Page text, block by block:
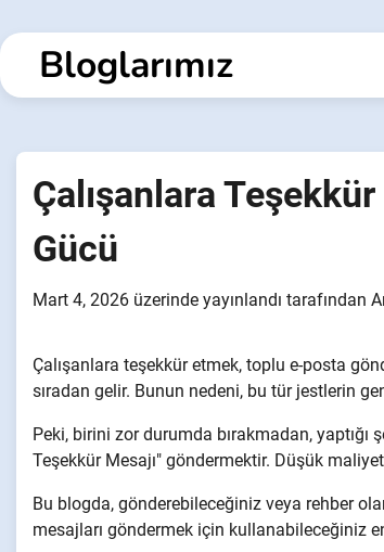
geç
Bloglarımız
Çalışanlara
Gücü
Mart 4, 2026 üzerinde yayınlandı tarafından
Çalışanlara teşekkür etmek, toplu e-posta
sıradan gelir. Bunun nedeni, bu tür jestlerin
Peki, birini zor durumda bırakmadan,
Teşekkür Mesajı" göndermektir. Düşük
Bu blogda, gönderebileceğiniz veya rehber
mesajları göndermek için kullanabileceğiniz